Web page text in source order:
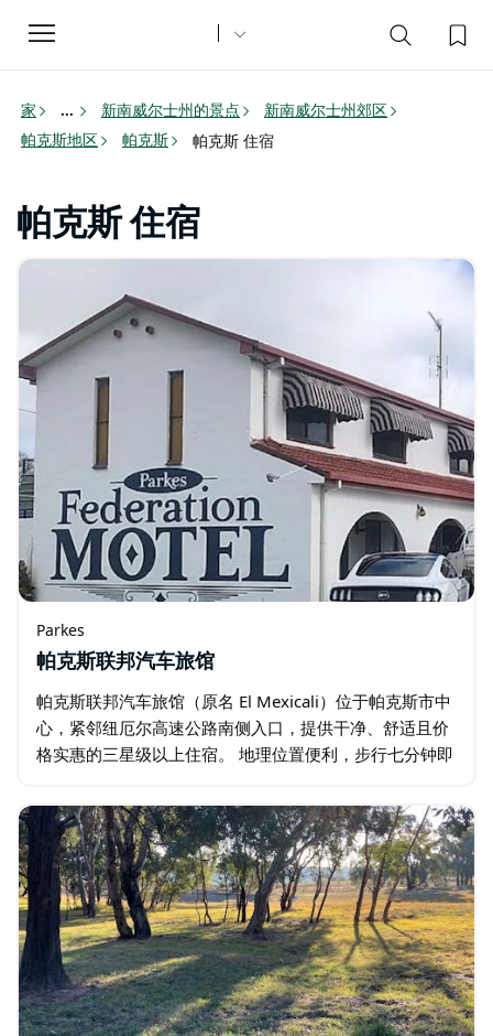
Toggle
navigation
家 ... 新南威尔士州的景点
新南威尔士州郊区
帕克斯地区
帕克斯 帕克斯 住宿
帕克斯 住宿
Parkes
帕克斯联邦汽车旅馆
帕克斯联邦汽车旅馆（原名 El Mexicali）位于帕克斯市中
心，紧邻纽厄尔高速公路南侧入口，提供干净、舒适且价
格实惠的三星级以上住宿。 地理位置便利，步行七分钟即